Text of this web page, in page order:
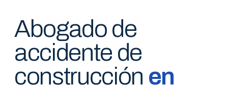
Abogado de
accidente de
construcción en